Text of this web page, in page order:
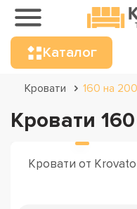
Каталог
Кровати 160 на 200
Кровати
Кровати от Krovato